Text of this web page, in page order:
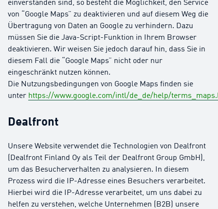
einverstanden sind, so besteht die Möglichkeit, den Service
von “Google Maps” zu deaktivieren und auf diesem Weg die
Übertragung von Daten an Google zu verhindern. Dazu
müssen Sie die Java-Script-Funktion in Ihrem Browser
deaktivieren. Wir weisen Sie jedoch darauf hin, dass Sie in
diesem Fall die “Google Maps” nicht oder nur
eingeschränkt nutzen können.
Die Nutzungsbedingungen von Google Maps finden sie
unter https://www.google.com/intl/de_de/help/
Dealfront
Unsere Website verwendet die Technologien von Dealfront
(Dealfront Finland Oy als Teil der Dealfront Group GmbH),
um das Besucherverhalten zu analysieren. In diesem
Prozess wird die IP-Adresse eines Besuchers verarbeitet.
Hierbei wird die IP-Adresse verarbeitet, um uns dabei zu
helfen zu verstehen, welche Unternehmen (B2B) unsere